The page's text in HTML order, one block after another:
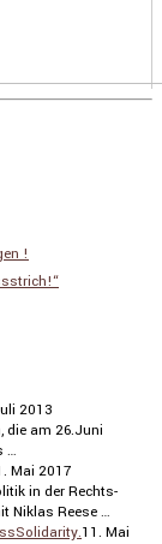
!
2013
die am 26.Juni
…
Mai 2017
in der Rechts­
Niklas Reese …
11. Mai